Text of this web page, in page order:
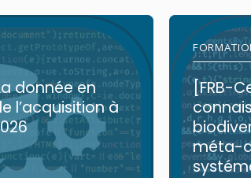
donnée en
l’acquisition à
[FRB-
méta-